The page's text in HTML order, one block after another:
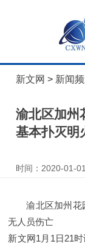
新文网 > 新闻
渝北区加州
基本扑灭明
时间：2020-01-
渝北区加州花
无人员伤亡
新文网1月1日21